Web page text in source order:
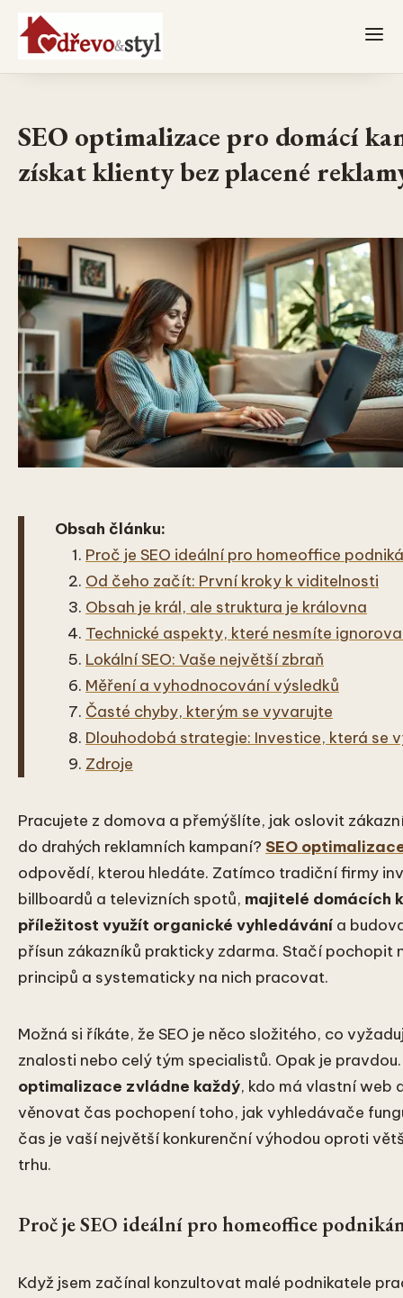
SEO optimalizace pro domácí
získat klienty bez placené
Obsah článku:
Proč je SEO ideální pro homeoffice
Od čeho začít: První kroky k viditelnosti
Obsah je král, ale struktura je královna
Technické aspekty, které nesmíte
Lokální SEO: Vaše největší zbraň
Měření a vyhodnocování výsledků
Časté chyby, kterým se vyvarujte
Dlouhodobá strategie: Investice, která se
Zdroje
Pracujete z domova a přemýšlíte, jak oslovit
do drahých reklamních kampaní? SEO
odpovědí, kterou hledáte. Zatímco tradiční firmy
billboardů a televizních spotů, majitelé domácích
příležitost využít organické vyhledávání a
přísun zákazníků prakticky zdarma. Stačí pochopit
principů a systematicky na nich pracovat.
Možná si říkáte, že SEO je něco složitého, co
znalosti nebo celý tým specialistů. Opak je
optimalizace zvládne každý, kdo má vlastní web
věnovat čas pochopení toho, jak vyhledávače
čas je vaší největší konkurenční výhodou oproti
trhu.
Proč je SEO ideální pro homeoffice
Když jsem začínal konzultovat malé podnikatele